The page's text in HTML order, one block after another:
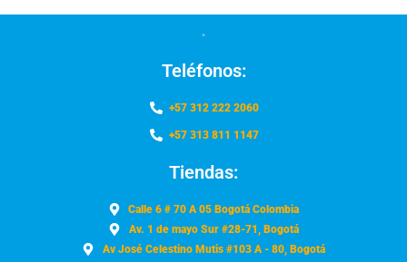
Teléfonos:
+57 312 222 2060
+57 313 811 1147
Tiendas:
Calle 6 # 70 A 05 Bogotá Colombia
Av. 1 de mayo Sur #28-71, Bogotá
Av José Celestino Mutis #103 A - 80, Bogotá